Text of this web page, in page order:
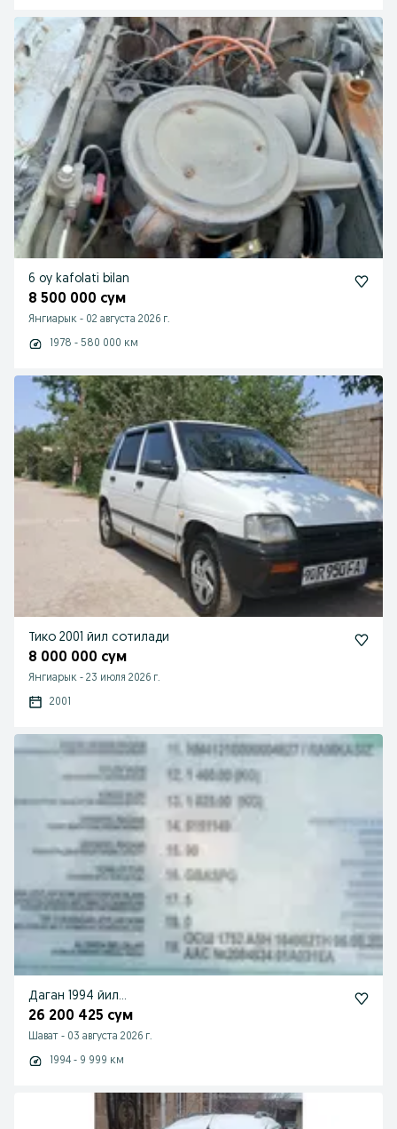
6 oy kafolati bilan
8 500 000 сум
Янгиарык - 02 августа 2026 г.
1978 - 580 000 км
Тико 2001 йил сотилади
8 000 000 сум
Янгиарык - 23 июля 2026 г.
2001
Даган 1994 йил...
26 200 425 сум
Шават - 03 августа 2026 г.
1994 - 9 999 км